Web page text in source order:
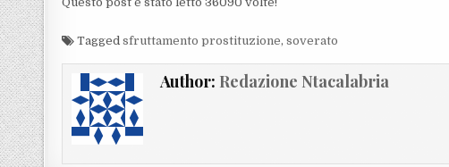
Taggedsfruttamento prostituzione,soverato
Author: Redazione Ntacalabria